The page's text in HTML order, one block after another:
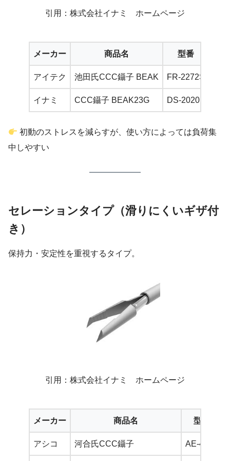
引用：株式会社イナミ ホームページ
メーカー 商品名 型番
アイテク 池田氏CCC鑷子 BEAK FR-2272S
イナミ CCC鑷子 BEAK23G DS-2020
初動のストレスを減らすが、使い方によっては負荷集
中しやすい
セレーションタイプ（滑りにくいギザ付
き）
保持力・安定性を重視するタイプ。
引用：株式会社イナミ ホームページ
メーカー 商品名 型番
アシコ 河合氏CCC鑷子 AE-4388